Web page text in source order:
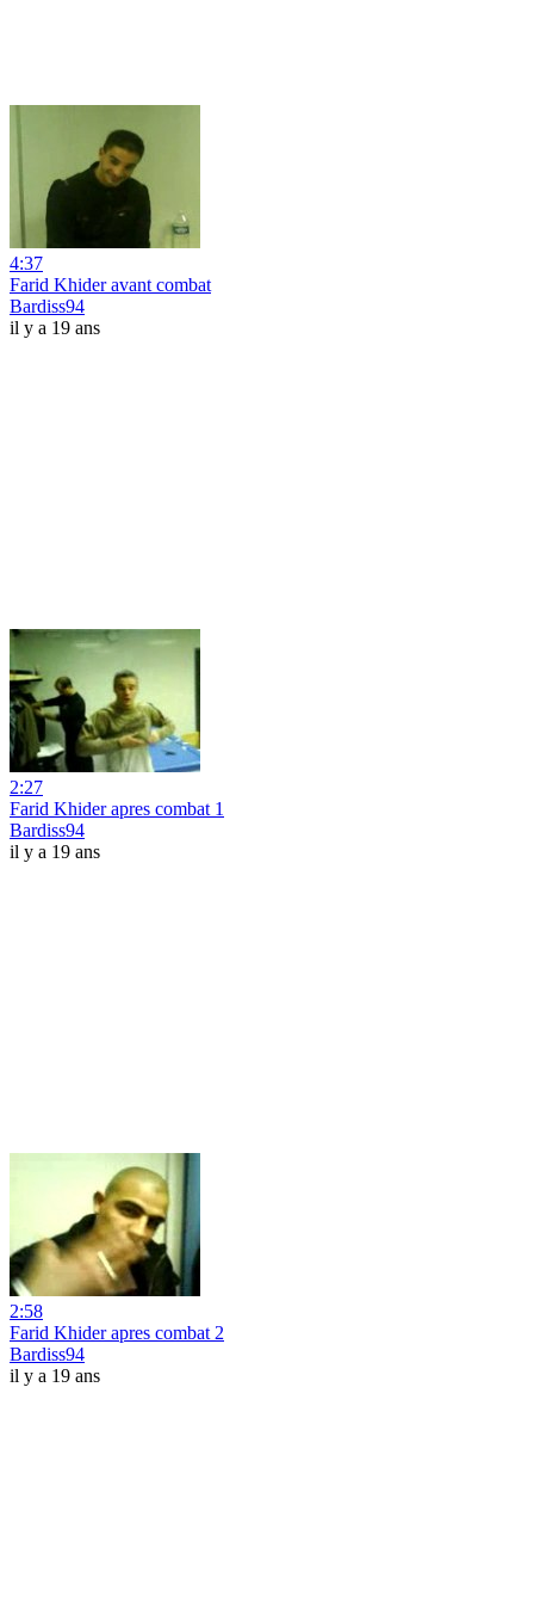
4:37
Farid Khider avant combat
Bardiss94
il y a 19 ans
2:27
Farid Khider apres combat 1
Bardiss94
il y a 19 ans
2:58
Farid Khider apres combat 2
Bardiss94
il y a 19 ans